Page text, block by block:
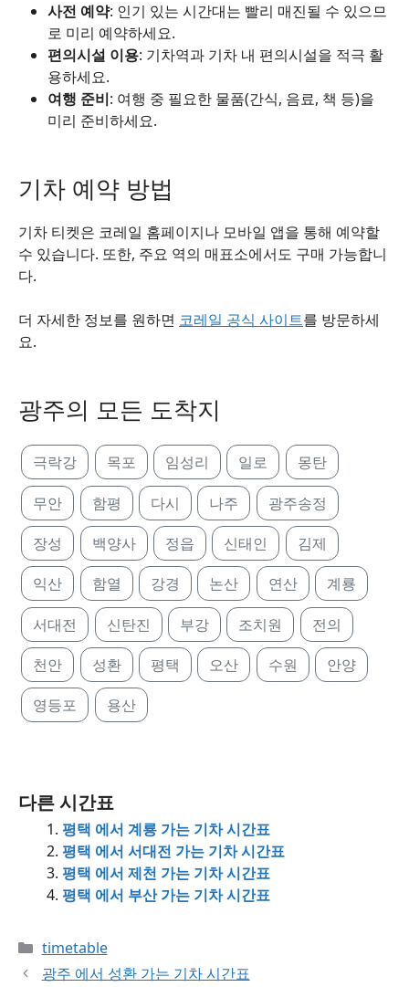
사전 예약: 인기 있는 시간대는 빨리 매진될 수 있으므
로 미리 예약하세요.
편의시설 이용: 기차역과 기차 내 편의시설을 적극 활
용하세요.
여행 준비: 여행 중 필요한 물품(간식, 음료, 책 등)을
미리 준비하세요.
기차 예약 방법
기차 티켓은 코레일 홈페이지나 모바일 앱을 통해 예약할
수 있습니다. 또한, 주요 역의 매표소에서도 구매 가능합니
다.
더 자세한 정보를 원하면 코레일 공식 사이트를 방문하세
요.
광주의 모든 도착지
극락강 목포 임성리 일로 몽탄
무안 함평 다시 나주 광주송정
장성 백양사 정읍 신태인 김제
익산 함열 강경 논산 연산 계룡
서대전 신탄진 부강 조치원 전의
천안 성환 평택 오산 수원 안양
영등포 용산
다른 시간표
평택 에서 계룡 가는 기차 시간표
평택 에서 서대전 가는 기차 시간표
평택 에서 제천 가는 기차 시간표
평택 에서 부산 가는 기차 시간표
Categories
timetable
광주 에서 성환 가는 기차 시간표